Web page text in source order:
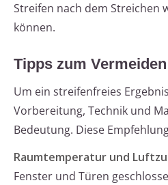
Streifen nach dem Streichen
können.
Tipps zum
Um ein streifenfreies
Vorbereitung, Technik und
Bedeutung. Diese
Raumtemperatur und
Fenster und Türen